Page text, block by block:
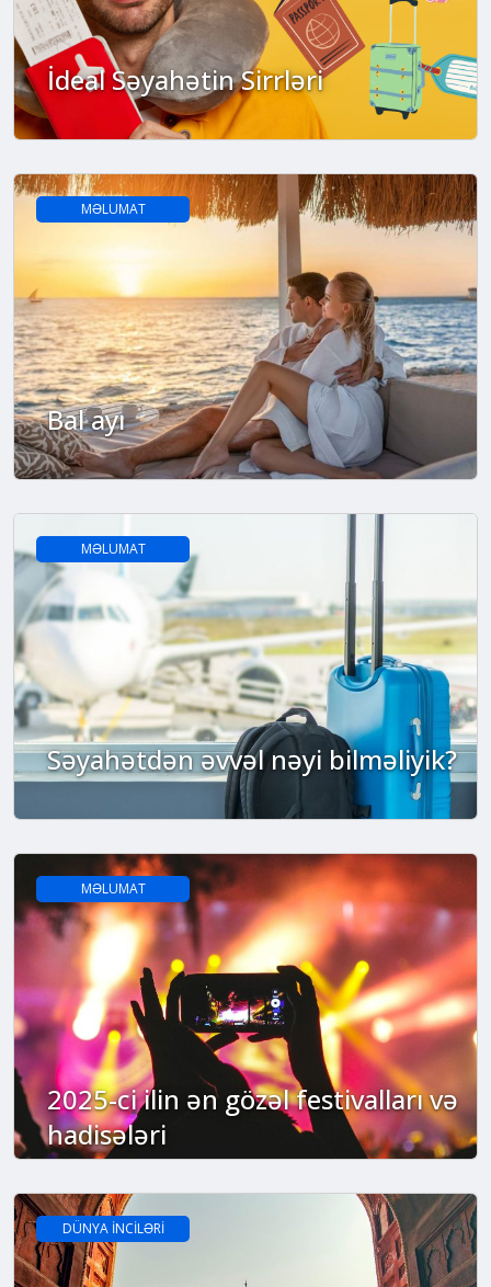
İdeal Səyahətin Sirrləri
MƏLUMAT
Bal ayı
MƏLUMAT
Səyahətdən əvvəl nəyi bilməliyik?
MƏLUMAT
2025-ci ilin ən gözəl festivalları və
hadisələri
DÜNYA İNCİLƏRİ